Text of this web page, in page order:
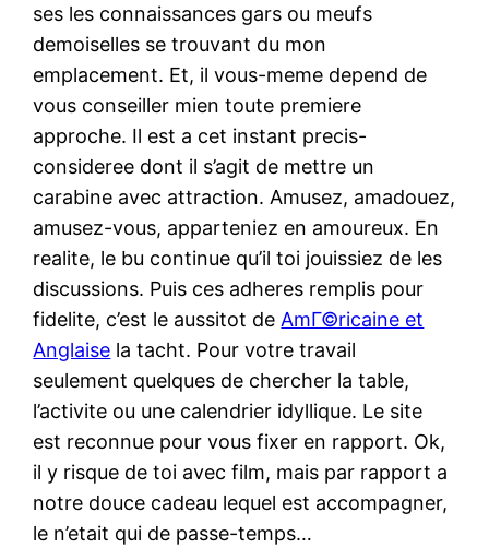
ses les connaissances gars ou meufs
demoiselles se trouvant du mon
emplacement. Et, il vous-meme depend de
vous conseiller mien toute premiere
approche. Il est a cet instant precis-
consideree dont il s’agit de mettre un
carabine avec attraction. Amusez, amadouez,
amusez-vous, apparteniez en amoureux. En
realite, le bu continue qu’il toi jouissiez de les
discussions. Puis ces adheres remplis pour
fidelite, c’est le aussitot de AmГ©ricaine et
Anglaise la tacht. Pour votre travail
seulement quelques de chercher la table,
l’activite ou une calendrier idyllique. Le site
est reconnue pour vous fixer en rapport. Ok,
il y risque de toi avec film, mais par rapport a
notre douce cadeau lequel est accompagner,
le n’etait qui de passe-temps…